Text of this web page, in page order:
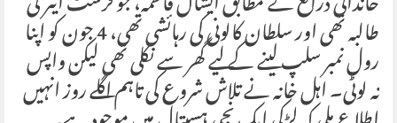
طالبہ تھی اور سلطان کالونی کی رہائشی تھی، 4 جون کو اپنا
رول نمبر سلپ لینے کے لیے گھر سے نکلی تھی لیکن واپس
نہ لوٹی۔ اہل خانہ نے تلاش شروع کی تاہم اگلے روز انہیں